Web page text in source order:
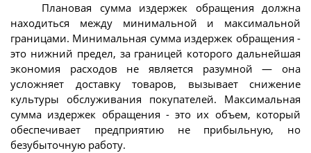
Плановая сумма издержек обращения должна
находиться между минимальной и максимальной
границами. Минимальная сумма издержек обращения -
это нижний предел, за границей которого дальнейшая
экономия расходов не является разумной — она
усложняет доставку товаров, вызывает снижение
культуры обслуживания покупателей. Максимальная
сумма издержек обращения - это их объем, который
обеспечивает предприятию не прибыльную, но
безубыточную работу.